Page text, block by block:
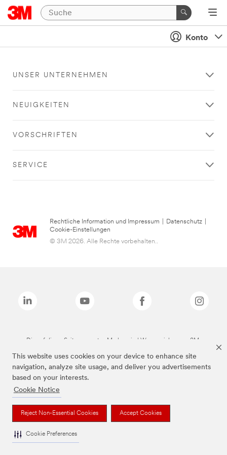
This website uses cookies on your device to enhance site
navigation, analyze site usage, and deliver you advertisements
based on your interests.
Cookie Notice
Reject Non-Essential Cookies Accept Cookies
Cookie Preferences
Konto
UNSER UNTERNEHMEN
NEUIGKEITEN
VORSCHRIFTEN
SERVICE
Rechtliche Information und Impressum Datenschutz
Cookie-Einstellungen
© 3M 2026. Alle Rechte vorbehalten..
Die auf dieser Seite genannten Marken sind Warenzeichen von 3M.